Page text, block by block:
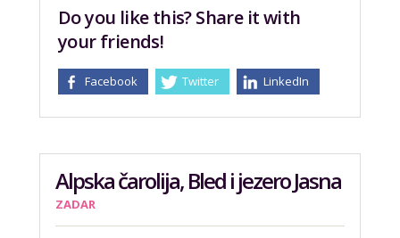
Do you like this? Share it with
your friends!
Facebook Twitter LinkedIn
Alpska čarolija, Bled i jezero Jasna
ZADAR